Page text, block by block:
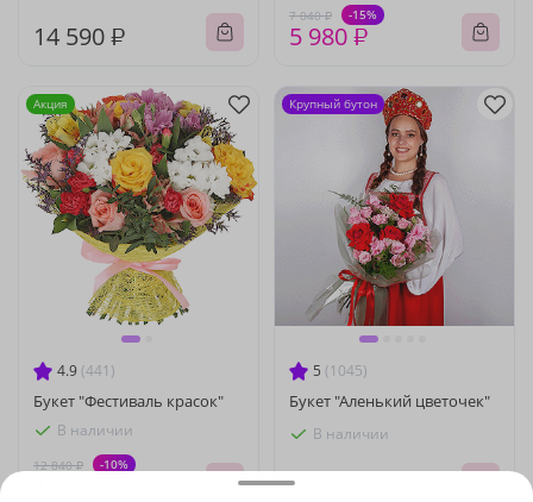
14 590 ₽
7 040 ₽ -15%
5 980 ₽
4.9 (441)
Букет "Фестиваль красок"
В наличии
12 840 ₽ -10%
Акция
5 (1045)
Букет "Аленький цветочек"
В наличии
10 330 ₽
Крупный бутон